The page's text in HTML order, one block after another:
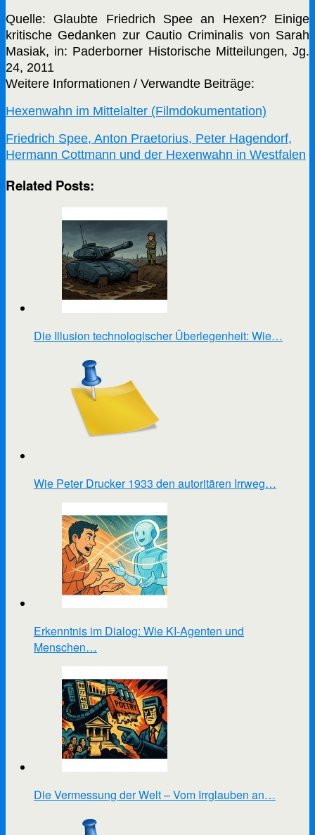
Quelle: Glaubte Friedrich Spee an Hexen? Einige
kritische Gedanken zur Cautio Criminalis von Sarah
Masiak, in: Paderborner Historische Mitteilungen, Jg.
24, 2011
Weitere Informationen / Verwandte Beiträge:
Hexenwahn im Mittelalter (Filmdokumentation)
Friedrich Spee, Anton Praetorius, Peter Hagendorf,
Hermann Cottmann und der Hexenwahn in Westfalen
Related Posts:
Die Illusion technologischer Überlegenheit: Wie…
Wie Peter Drucker 1933 den autoritären Irrweg…
Erkenntnis im Dialog: Wie KI-Agenten und
Menschen…
Die Vermessung der Welt – Vom Irrglauben an…